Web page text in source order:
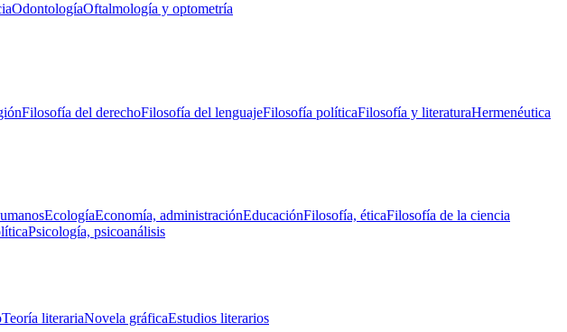
OdontologíaOftalmología y optometría
Filosofía del derechoFilosofía del lenguajeFilosofía políticaFilosofía y literaturaHermenéutica
EcologíaEconomía, administraciónEducaciónFilosofía, éticaFilosofía de la ciencia
Psicología, psicoanálisis
Teoría literariaNovela gráficaEstudios literarios